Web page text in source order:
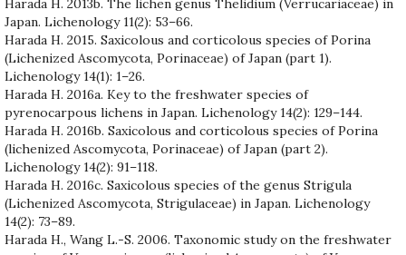
Japan. Lichenology 11(2): 53–66.
Harada H. 2015. Saxicolous and corticolous species of Porina
(Lichenized Ascomycota, Porinaceae) of Japan (part 1).
Lichenology 14(1): 1–26.
Harada H. 2016a. Key to the freshwater species of
pyrenocarpous lichens in Japan. Lichenology 14(2): 129–144.
Harada H. 2016b. Saxicolous and corticolous species of Porina
(lichenized Ascomycota, Porinaceae) of Japan (part 2).
Lichenology 14(2): 91–118.
Harada H. 2016c. Saxicolous species of the genus Strigula
(Lichenized Ascomycota, Strigulaceae) in Japan. Lichenology
14(2): 73–89.
Harada H., Wang L.-S. 2006. Taxonomic study on the freshwater